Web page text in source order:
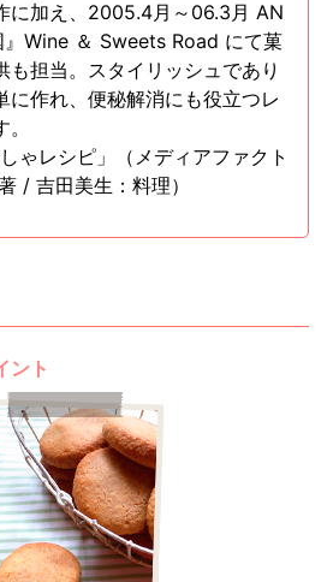
に加え、2005.4月～06.3月 AN
Wine ＆ Sweets Road にて菓
も担当。スタイリッシュであり
に作れ、便秘解消にも役立つレ
ゃレシピ」（メディアファクト
/ 吉田美生：料理）
ント